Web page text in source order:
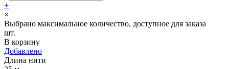
+
×
Выбрано максимальное количество, доступное для заказа
шт.
В корзину
Добавлено
Длина нити